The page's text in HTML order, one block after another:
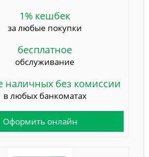
1% кешбек
за любые покупки
бесплатное
обслуживание
наличных без комиссии
в любых банкоматах
Оформить онлайн